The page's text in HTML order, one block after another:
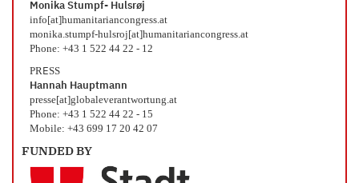
Monika Stumpf- Hulsrøj
info[at]humanitariancongress.at
monika.stumpf-hulsroj[at]humanitariancongress.at
Phone: +43 1 522 44 22 - 12
PRESS
Hannah Hauptmann
presse[at]globaleverantwortung.at
Phone: +43 1 522 44 22 - 15
Mobile: +43 699 17 20 42 07
FUNDED BY